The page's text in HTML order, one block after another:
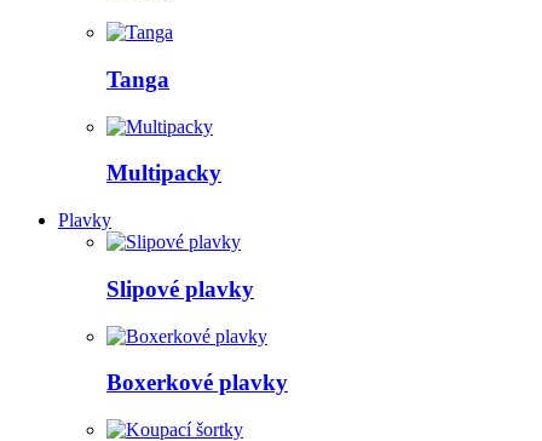
Tanga
Multipacky
Plavky
Slipové plavky
Boxerkové plavky